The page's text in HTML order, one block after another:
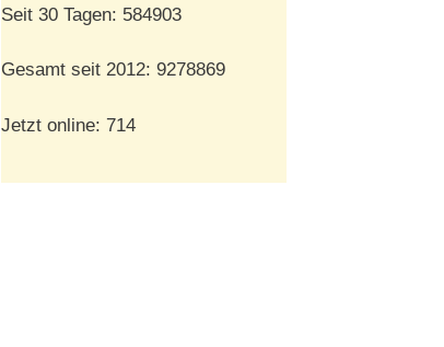
Seit 30 Tagen: 584903
Gesamt seit 2012: 9278869
Jetzt online: 714